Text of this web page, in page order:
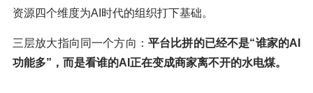
资源四个维度为AI时代的组织打下基础。
三层放大指向同一个方向： 平台比拼的已经不是“谁家的AI
功能多”，而是看谁的AI正在变成商家离不开的水电煤。